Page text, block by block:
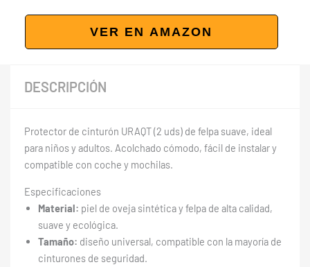
VER EN AMAZON
DESCRIPCIÓN
Protector de cinturón URAQT (2 uds) de felpa suave, ideal
para niños y adultos. Acolchado cómodo, fácil de instalar y
compatible con coche y mochilas.
Especificaciones
Material: piel de oveja sintética y felpa de alta calidad,
suave y ecológica.
Tamaño: diseño universal, compatible con la mayoría de
cinturones de seguridad.